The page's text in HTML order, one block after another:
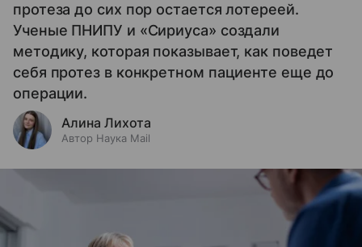
протеза до сих пор остается лотереей.
Ученые ПНИПУ и «Сириуса» создали
методику, которая показывает, как поведет
себя протез в конкретном пациенте еще до
операции.
Алина Лихота
Автор Наука Mail